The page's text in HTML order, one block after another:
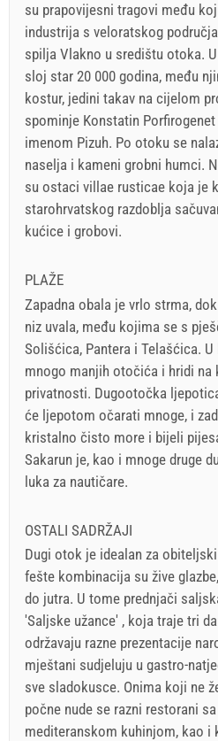
su prapovijesni tragovi među
industrija s veloratskog
spilja Vlakno u središtu otoka.
sloj star 20 000 godina, među
kostur, jedini takav na cijelom
spominje Konstatin
imenom Pizuh. Po otoku se
naselja i kameni grobni humci.
su ostaci villae rusticae koja je
starohrvatskog razdoblja
kućice i grobovi.
PLAŽE
Zapadna obala je vrlo strma,
niz uvala, među kojima se s
Solišćica, Pantera i Telašćica.
mnogo manjih otočića i hridi na
privatnosti. Dugootočka
će ljepotom očarati mnoge, i
kristalno čisto more i bijeli
Sakarun je, kao i mnoge druge
luka za nautičare.
OSTALI SADRŽAJI
Dugi otok je idealan za
fešte kombinacija su žive
do jutra. U tome prednjači
'Saljske užance' , koja traje tri
održavaju razne prezentacije
mještani sudjeluju u gastro-
sve sladokusce. Onima koji ne
počne nude se razni restorani
mediteranskom kuhinjom, kao i